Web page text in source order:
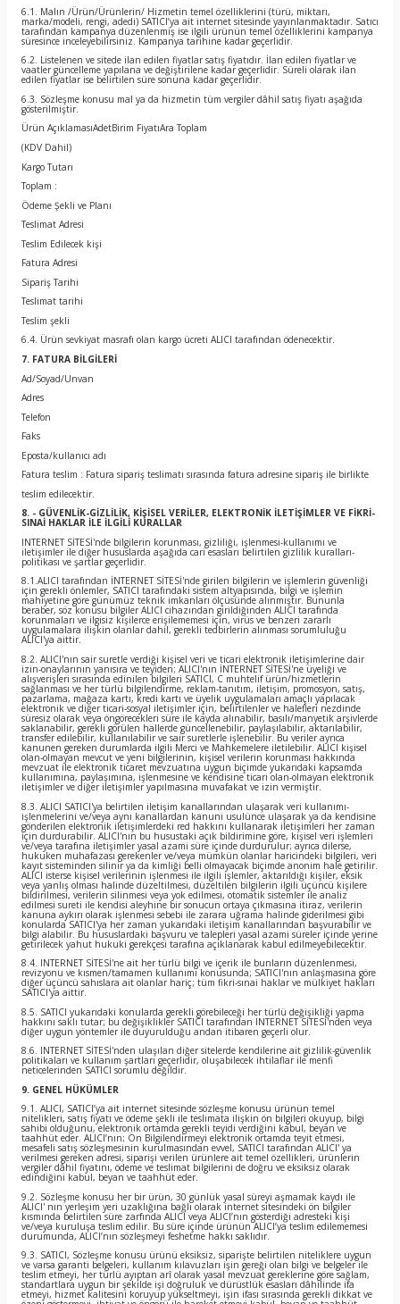
6.1. Malın /Ürün/Ürünlerin/ Hizmetin temel özelliklerini (türü, miktarı,
marka/modeli, rengi, adedi) SATICI’ya ait internet sitesinde yayınlanmaktadır. Satıcı
tarafından kampanya düzenlenmiş ise ilgili ürünün temel özelliklerini kampanya
süresince inceleyebilirsiniz. Kampanya tarihine kadar geçerlidir.
6.2. Listelenen ve sitede ilan edilen fiyatlar satış fiyatıdır. İlan edilen fiyatlar ve
vaatler güncelleme yapılana ve değiştirilene kadar geçerlidir. Süreli olarak ilan
edilen fiyatlar ise belirtilen süre sonuna kadar geçerlidir.
6.3. Sözleşme konusu mal ya da hizmetin tüm vergiler dâhil satış fiyatı aşağıda
gösterilmiştir.
Ürün AçıklamasıAdetBirim FiyatıAra Toplam
(KDV Dahil)
Kargo Tutarı
Toplam :
Ödeme Şekli ve Planı
Teslimat Adresi
Teslim Edilecek kişi
Fatura Adresi
Sipariş Tarihi
Teslimat tarihi
Teslim şekli
6.4. Ürün sevkiyat masrafı olan kargo ücreti ALICI tarafından ödenecektir.
7. FATURA BİLGİLERİ
Ad/Soyad/Unvan
Adres
Telefon
Faks
Eposta/kullanıcı adı
Fatura teslim : Fatura sipariş teslimatı sırasında fatura adresine sipariş ile birlikte
teslim edilecektir.
8. - GÜVENLİK-GİZLİLİK, KİŞİSEL VERİLER, ELEKTRONİK İLETİŞİMLER VE FİKRİ-
SINAİ HAKLAR İLE İLGİLİ KURALLAR
INTERNET SİTESİ'nde bilgilerin korunması, gizliliği, işlenmesi-kullanımı ve
iletişimler ile diğer hususlarda aşağıda cari esasları belirtilen gizlilik kuralları-
politikası ve şartlar geçerlidir.
8.1.ALICI tarafından İNTERNET SİTESİ'nde girilen bilgilerin ve işlemlerin güvenliği
için gerekli önlemler, SATICI tarafındaki sistem altyapısında, bilgi ve işlemin
mahiyetine göre günümüz teknik imkanları ölçüsünde alınmıştır. Bununla
beraber, söz konusu bilgiler ALICI cihazından girildiğinden ALICI tarafında
korunmaları ve ilgisiz kişilerce erişilememesi için, virüs ve benzeri zararlı
uygulamalara ilişkin olanlar dahil, gerekli tedbirlerin alınması sorumluluğu
ALICI'ya aittir.
8.2. ALICI'nın sair suretle verdiği kişisel veri ve ticari elektronik iletişimlerine dair
izin-onaylarının yanısıra ve teyiden; ALICI'nın İNTERNET SİTESİ'ne üyeliği ve
alışverişleri sırasında edinilen bilgileri SATICI, C muhtelif ürün/hizmetlerin
sağlanması ve her türlü bilgilendirme, reklam-tanıtım, iletişim, promosyon, satış,
pazarlama, mağaza kartı, kredi kartı ve üyelik uygulamaları amaçlı yapılacak
elektronik ve diğer ticari-sosyal iletişimler için, belirtilenler ve halefleri nezdinde
süresiz olarak veya öngörecekleri süre ile kayda alınabilir, basılı/manyetik arşivlerde
saklanabilir, gerekli görülen hallerde güncellenebilir, paylaşılabilir, aktarılabilir,
transfer edilebilir, kullanılabilir ve sair suretlerle işlenebilir. Bu veriler ayrıca
kanunen gereken durumlarda ilgili Merci ve Mahkemelere iletilebilir. ALICI kişisel
olan-olmayan mevcut ve yeni bilgilerinin, kişisel verilerin korunması hakkında
mevzuat ile elektronik ticaret mevzuatına uygun biçimde yukarıdaki kapsamda
kullanımına, paylaşımına, işlenmesine ve kendisine ticari olan-olmayan elektronik
iletişimler ve diğer iletişimler yapılmasına muvafakat ve izin vermiştir.
8.3. ALICI SATICI'ya belirtilen iletişim kanallarından ulaşarak veri kullanımı-
işlenmelerini ve/veya aynı kanallardan kanuni usulünce ulaşarak ya da kendisine
gönderilen elektronik iletişimlerdeki red hakkını kullanarak iletişimleri her zaman
için durdurabilir. ALICI'nın bu husustaki açık bildirimine göre, kişisel veri işlemleri
ve/veya tarafına iletişimler yasal azami süre içinde durdurulur; ayrıca dilerse,
hukuken muhafazası gerekenler ve/veya mümkün olanlar haricindeki bilgileri, veri
kayıt sisteminden silinir ya da kimliği belli olmayacak biçimde anonim hale getirilir.
ALICI isterse kişisel verilerinin işlenmesi ile ilgili işlemler, aktarıldığı kişiler, eksik
veya yanlış olması halinde düzeltilmesi, düzeltilen bilgilerin ilgili üçüncü kişilere
bildirilmesi, verilerin silinmesi veya yok edilmesi, otomatik sistemler ile analiz
edilmesi sureti ile kendisi aleyhine bir sonucun ortaya çıkmasına itiraz, verilerin
kanuna aykırı olarak işlenmesi sebebi ile zarara uğrama halinde giderilmesi gibi
konularda SATICI'ya her zaman yukarıdaki iletişim kanallarından başvurabilir ve
bilgi alabilir. Bu hususlardaki başvuru ve talepleri yasal azami süreler içinde yerine
getirilecek yahut hukuki gerekçesi tarafına açıklanarak kabul edilmeyebilecektir.
8.4. INTERNET SİTESİ'ne ait her türlü bilgi ve içerik ile bunların düzenlenmesi,
revizyonu ve kısmen/tamamen kullanımı konusunda; SATICI'nın anlaşmasına göre
diğer üçüncü sahıslara ait olanlar hariç; tüm fikri-sınai haklar ve mülkiyet hakları
SATICI'ya aittir.
8.5. SATICI yukarıdaki konularda gerekli görebileceği her türlü değişikliği yapma
hakkını saklı tutar; bu değişiklikler SATICI tarafından INTERNET SİTESİ'nden veya
diğer uygun yöntemler ile duyurulduğu andan itibaren geçerli olur.
8.6. INTERNET SİTESİ'nden ulaşılan diğer sitelerde kendilerine ait gizlilik-güvenlik
politikaları ve kullanım şartları geçerlidir, oluşabilecek ihtilaflar ile menfi
neticelerinden SATICI sorumlu değildir.
9. GENEL HÜKÜMLER
9.1. ALICI, SATICI’ya ait internet sitesinde sözleşme konusu ürünün temel
nitelikleri, satış fiyatı ve ödeme şekli ile teslimata ilişkin ön bilgileri okuyup, bilgi
sahibi olduğunu, elektronik ortamda gerekli teyidi verdiğini kabul, beyan ve
taahhüt eder. ALICI’nın; Ön Bilgilendirmeyi elektronik ortamda teyit etmesi,
mesafeli satış sözleşmesinin kurulmasından evvel, SATICI tarafından ALICI' ya
verilmesi gereken adresi, siparişi verilen ürünlere ait temel özellikleri, ürünlerin
vergiler dâhil fiyatını, ödeme ve teslimat bilgilerini de doğru ve eksiksiz olarak
edindiğini kabul, beyan ve taahhüt eder.
9.2. Sözleşme konusu her bir ürün, 30 günlük yasal süreyi aşmamak kaydı ile
ALICI' nın yerleşim yeri uzaklığına bağlı olarak internet sitesindeki ön bilgiler
kısmında belirtilen süre zarfında ALICI veya ALICI’nın gösterdiği adresteki kişi
ve/veya kuruluşa teslim edilir. Bu süre içinde ürünün ALICI’ya teslim edilememesi
durumunda, ALICI’nın sözleşmeyi feshetme hakkı saklıdır.
9.3. SATICI, Sözleşme konusu ürünü eksiksiz, siparişte belirtilen niteliklere uygun
ve varsa garanti belgeleri, kullanım kılavuzları işin gereği olan bilgi ve belgeler ile
teslim etmeyi, her türlü ayıptan arî olarak yasal mevzuat gereklerine göre sağlam,
standartlara uygun bir şekilde işi doğruluk ve dürüstlük esasları dâhilinde ifa
etmeyi, hizmet kalitesini koruyup yükseltmeyi, işin ifası sırasında gerekli dikkat ve